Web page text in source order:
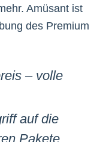
Amüsant ist
des Premium
– volle
auf die
Pakete